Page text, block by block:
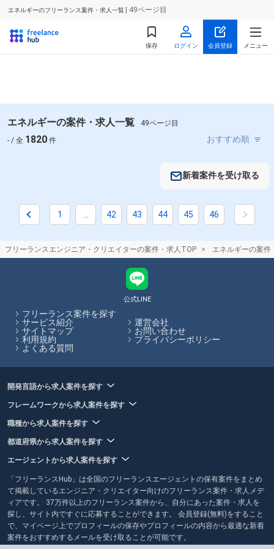
エネルギーのフリーランス案件・求人一覧 | 49ページ目
保存 ログイン 会員登録 メニュー
エネルギーの案件・求人一覧
49ページ目
- / 全 1820 件
新着案件を受け取る
1 42 43 44 45 46
フリーランスエンジニア・クリエイターの案件・求人TOP エネルギーの案件
公式LINE
フリーランス案件を探す
サービス紹介
運営会社
サイトマップ
お問い合わせ
利用規約
プライバシーポリシー
よくある質問
開発言語から求人案件を探す
フレームワークから求人案件を探す
職種から求人案件を探す
都道府県から求人案件を探す
エージェントから求人案件を探す
「フリーランスHub」は全国のフリーランスエージェントの保有案件をまとめ
て掲載しているエンジニア・クリエイター向けのフリーランス案件・求人メデ
ィアです。 37万件以上のフリーランス案件から、自分にあった案件・求人を
探し、サイト内ですぐに応募することができます。 会員登録(無料)をすること
で、マイページ上でプロフィールの保存やプロフィールの内容から最適な新着
案件をおすすめするメールを受け取ることが可能です。